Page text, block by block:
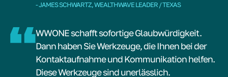
- JAMES SCHWARTZ, WEALTHWAVE LEADER / TEXAS
WWONE schafft sofortige Glaubwürdigkeit.
Dann haben Sie Werkzeuge, die Ihnen bei der
Kontaktaufnahme und Kommunikation helfen.
Diese Werkzeuge sind unerlässlich.